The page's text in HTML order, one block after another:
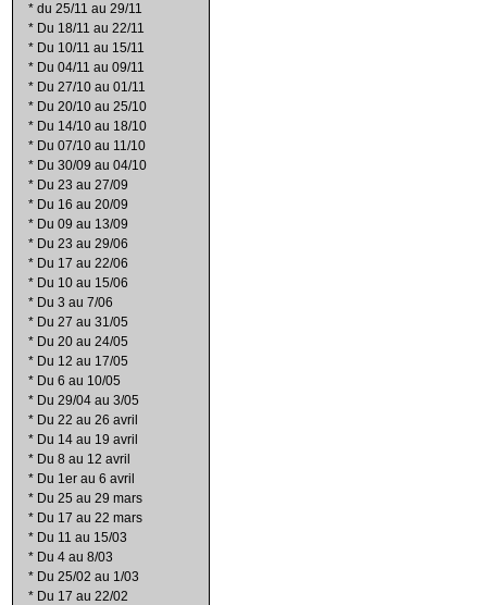
* du 25/11 au 29/11
* Du 18/11 au 22/11
* Du 10/11 au 15/11
* Du 04/11 au 09/11
* Du 27/10 au 01/11
* Du 20/10 au 25/10
* Du 14/10 au 18/10
* Du 07/10 au 11/10
* Du 30/09 au 04/10
* Du 23 au 27/09
* Du 16 au 20/09
* Du 09 au 13/09
* Du 23 au 29/06
* Du 17 au 22/06
* Du 10 au 15/06
* Du 3 au 7/06
* Du 27 au 31/05
* Du 20 au 24/05
* Du 12 au 17/05
* Du 6 au 10/05
* Du 29/04 au 3/05
* Du 22 au 26 avril
* Du 14 au 19 avril
* Du 8 au 12 avril
* Du 1er au 6 avril
* Du 25 au 29 mars
* Du 17 au 22 mars
* Du 11 au 15/03
* Du 4 au 8/03
* Du 25/02 au 1/03
* Du 17 au 22/02